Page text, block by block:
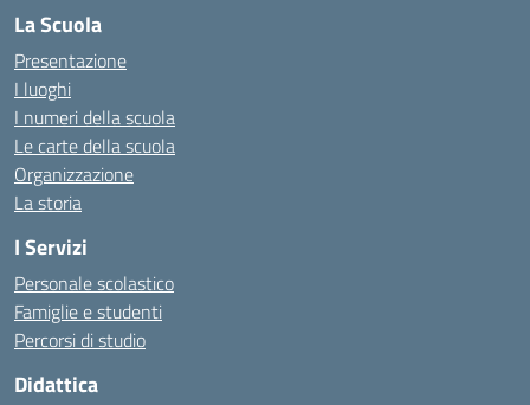
La Scuola
Presentazione
I luoghi
I numeri della scuola
Le carte della scuola
Organizzazione
La storia
I Servizi
Personale scolastico
Famiglie e studenti
Percorsi di studio
Didattica